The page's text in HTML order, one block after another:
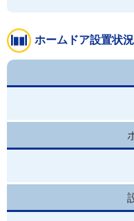
ホームドア設置状況